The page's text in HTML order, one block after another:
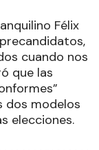
Félix
cuando nos
que las
dos modelos
elecciones.